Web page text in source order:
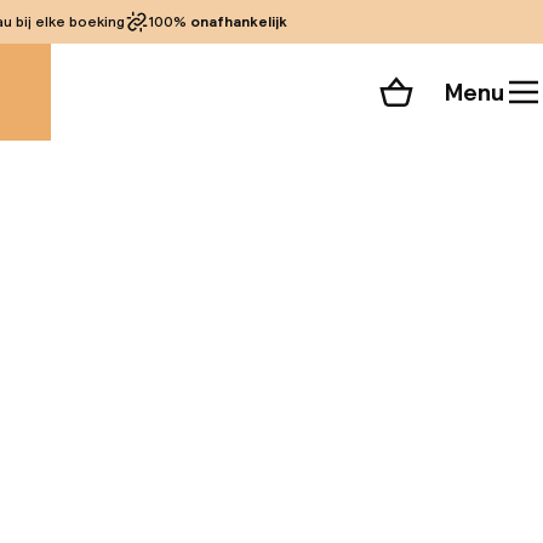
bij elke boeking 100% onafhankelijk
Winkelmand
Menu